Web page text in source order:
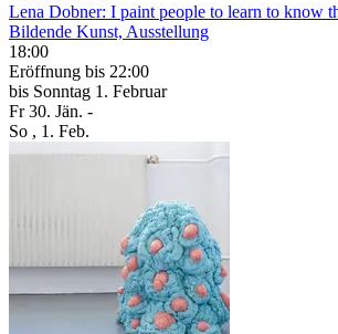
Lena Dobner: I paint people to learn to know
Bildende Kunst, Ausstellung
18:00
Eröffnung bis 22:00
bis Sonntag 1. Februar
Fr30. Jän. -
So , 1. Feb.